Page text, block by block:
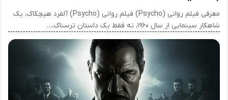
معرفی فیلم روانی (Psycho) فیلم روانی (Psycho) آلفرد هیچکاک، یک
شاهکار سینمایی از سال ۱۹۶۰، نه فقط یک داستان ترسناک،…